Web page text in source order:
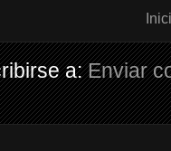
a:Enviar